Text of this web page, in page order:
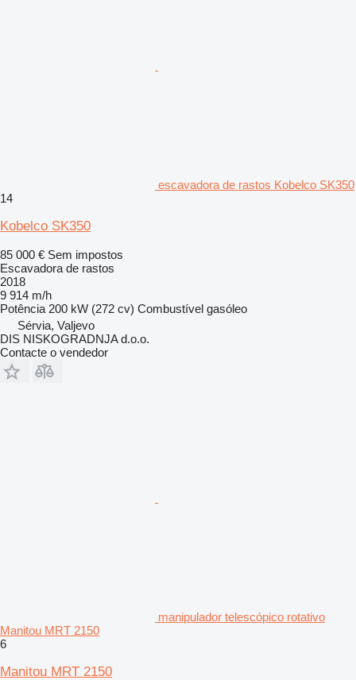
escavadora de rastos Kobelco SK350
14
Kobelco SK350
85 000 € Sem impostos
Escavadora de rastos
2018
9 914 m/h
Potência 200 kW (272 cv) Combustível gasóleo
Sérvia, Valjevo
DIS NISKOGRADNJA d.o.o.
Contacte o vendedor
manipulador telescópico rotativo
Manitou MRT 2150
6
Manitou MRT 2150